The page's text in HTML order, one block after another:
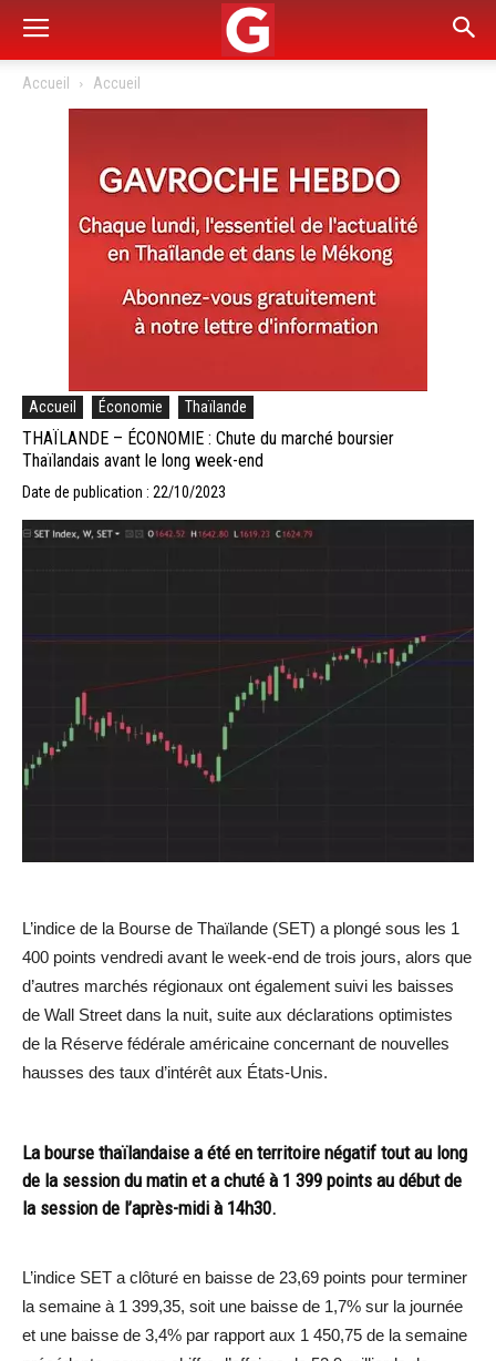
Accueil Accueil
Accueil Économie Thaïlande
THAÏLANDE – ÉCONOMIE : Chute du marché boursier
Thaïlandais avant le long week-end
Date de publication : 22/10/2023
L’indice de la Bourse de Thaïlande (SET) a plongé sous les 1
400 points vendredi avant le week-end de trois jours, alors que
d’autres marchés régionaux ont également suivi les baisses
de Wall Street dans la nuit, suite aux déclarations optimistes
de la Réserve fédérale américaine concernant de nouvelles
hausses des taux d’intérêt aux États-Unis.
La bourse thaïlandaise a été en territoire négatif tout au long
de la session du matin et a chuté à 1 399 points au début de
la session de l’après-midi à 14h30.
L’indice SET a clôturé en baisse de 23,69 points pour terminer
la semaine à 1 399,35, soit une baisse de 1,7% sur la journée
et une baisse de 3,4% par rapport aux 1 450,75 de la semaine